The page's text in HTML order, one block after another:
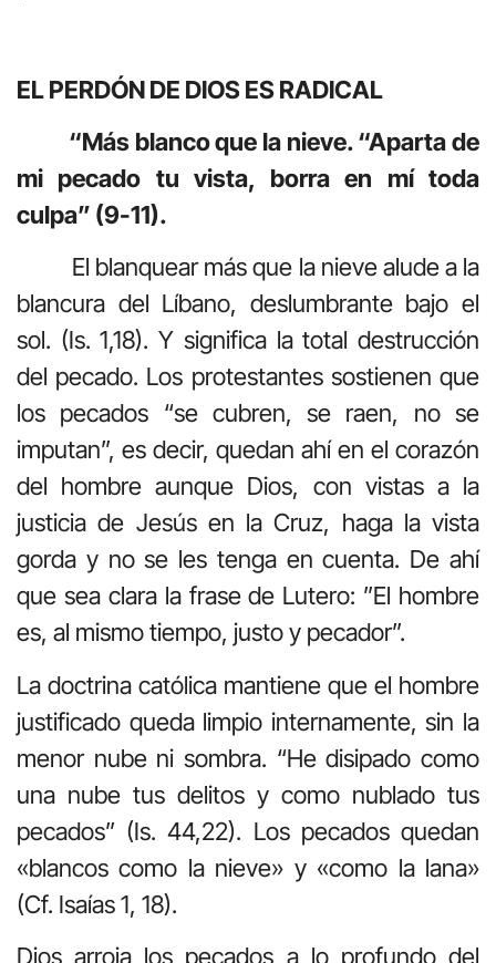
EL PERDÓN DE DIOS ES RADICAL
“Más blanco que la nieve. “Aparta de
mi pecado tu vista, borra en mí toda
culpa” (9-11).
El blanquear más que la nieve alude a la
blancura del Líbano, deslumbrante bajo el
sol. (Is. 1,18). Y significa la total destrucción
del pecado. Los protestantes sostienen que
los pecados “se cubren, se raen, no se
imputan”, es decir, quedan ahí en el corazón
del hombre aunque Dios, con vistas a la
justicia de Jesús en la Cruz, haga la vista
gorda y no se les tenga en cuenta. De ahí
que sea clara la frase de Lutero: ”El hombre
es, al mismo tiempo, justo y pecador”.
La doctrina católica mantiene que el hombre
justificado queda limpio internamente, sin la
menor nube ni sombra. “He disipado como
una nube tus delitos y como nublado tus
pecados” (Is. 44,22). Los pecados quedan
«blancos como la nieve» y «como la lana»
(Cf. Isaías 1, 18).
Dios arroja los pecados a lo profundo del